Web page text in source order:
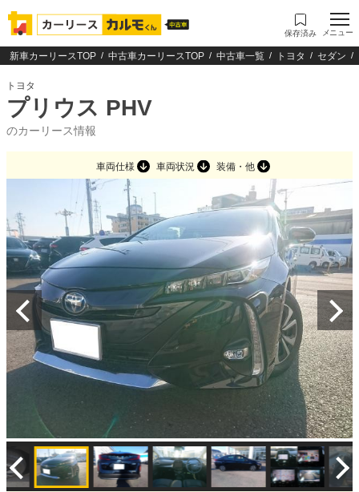
保存済み メニュー
新車カーリースTOP 中古車カーリースTOP 中古車一覧 トヨタ セダン
トヨタ
プリウス PHV
のカーリース情報
車両仕様 車両状況 装備・他